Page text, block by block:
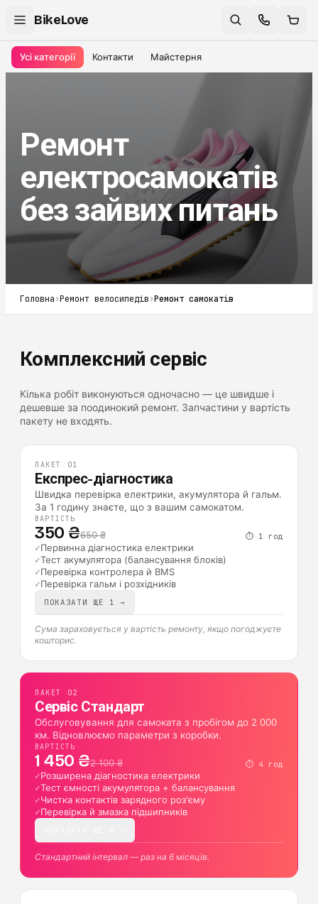
BikeLove
Усі категорії Контакти Майстерня
Ремонт
електросамокатів
без зайвих питань
Головна›Ремонт велосипедів›Ремонт самокатів
Комплексний сервіс
Кілька робіт виконуються одночасно — це швидше і
дешевше за поодинокий ремонт. Запчастини у вартість
пакету не входять.
ПАКЕТ 01
Експрес-діагностика
Швидка перевірка електрики, акумулятора й гальм.
За 1 годину знаєте, що з вашим самокатом.
ВАРТІСТЬ
350 ₴650 ₴ ⏱ 1 год
✓Первинна діагностика електрики
✓Тест акумулятора (балансування блоків)
✓Перевірка контролера й BMS
✓Перевірка гальм і розхідників
ПОКАЗАТИ ЩЕ 1 →
Сума зараховується у вартість ремонту, якщо погоджуєте
кошторис.
ПАКЕТ 02
Сервіс Стандарт
Обслуговування для самоката з пробігом до 2 000
км. Відновлюємо параметри з коробки.
ВАРТІСТЬ
1 450 ₴2 100 ₴ ⏱ 4 год
✓Розширена діагностика електрики
✓Тест ємності акумулятора + балансування
✓Чистка контактів зарядного роз'єму
✓Перевірка й змазка підшипників
Стандартний інтервал — раз на 6 місяців.